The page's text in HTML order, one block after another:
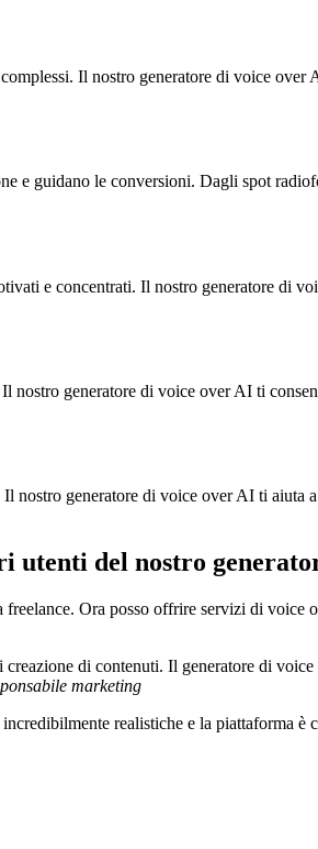
Il nostro generatore di voice over
e guidano le conversioni. Dagli spot
e concentrati. Il nostro generatore di
generatore di voice over AI ti
generatore di voice over AI ti aiuta
utenti del nostro
Ora posso offrire servizi di voice
di contenuti. Il generatore di
marketing
realistiche e la piattaforma è